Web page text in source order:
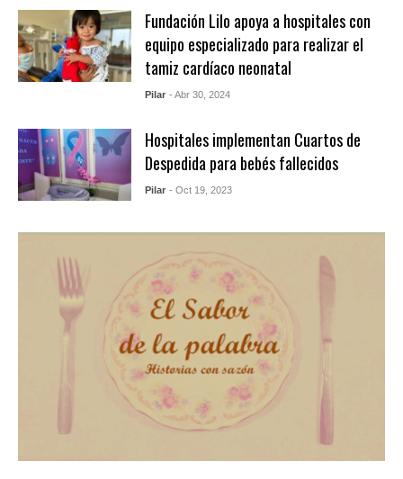
Fundación Lilo apoya a hospitales con
equipo especializado para realizar el
tamiz cardíaco neonatal
Pilar - Abr 30, 2024
Hospitales implementan Cuartos de
Despedida para bebés fallecidos
Pilar - Oct 19, 2023